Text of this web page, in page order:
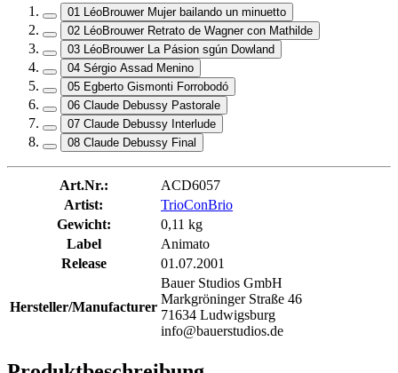
01 LéoBrouwer Mujer bailando un minuetto
02 LéoBrouwer Retrato de Wagner con Mathilde
03 LéoBrouwer La Pásion sgún Dowland
04 Sérgio Assad Menino
05 Egberto Gismonti Forrobodó
06 Claude Debussy Pastorale
07 Claude Debussy Interlude
08 Claude Debussy Final
Art.Nr.:
ACD6057
Artist:
TrioConBrio
Gewicht:
0,11 kg
Label
Animato
Release
01.07.2001
Hersteller/Manufacturer
Bauer Studios GmbH
Markgröninger Straße 46
71634 Ludwigsburg
info@bauerstudios.de